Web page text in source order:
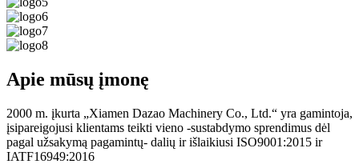
Apie mūsų įmonę
2000 m. įkurta „Xiamen Dazao Machinery Co., Ltd.“ yra gamintoja,
įsipareigojusi klientams teikti vieno -sustabdymo sprendimus dėl
pagal užsakymą pagamintų- dalių ir išlaikiusi ISO9001:2015 ir
IATF16949:2016